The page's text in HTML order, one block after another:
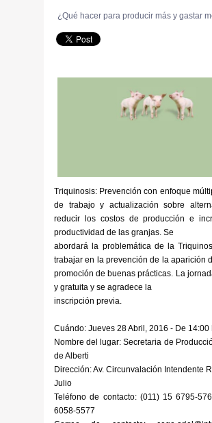
¿Qué hacer para producir más y gastar
Triquinosis: Prevención con enfoque
de trabajo y actualización sobre
reducir los costos de producción e
productividad de las granjas. Se
abordará la problemática de la
trabajar en la prevención de la aparición
promoción de buenas prácticas. La
y gratuita y se agradece la
inscripción previa.
Cuándo: Jueves 28 Abril, 2016 - De 14:00
Nombre del lugar: Secretaria de
de Alberti
Dirección: Av. Circunvalación Intendente
Julio
Teléfono de contacto: (011) 15 6795-
6058-5577